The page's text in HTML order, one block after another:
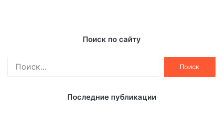
Поиск по сайту
Последние публикации